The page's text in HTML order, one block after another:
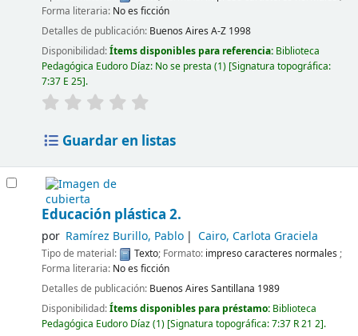
Forma literaria: No es ficción
Detalles de publicación: Buenos Aires A-Z 1998
Disponibilidad:Ítems disponibles para referencia: Biblioteca
Pedagógica Eudoro Díaz: No se presta (1) Signatura topográfica:
7:37 E 25 .
Guardar en listas
Educación plástica 2.
por Ramírez Burillo, Pablo Cairo, Carlota Graciela
Tipo de material: Texto; Formato: impreso caracteres normales ;
Forma literaria: No es ficción
Detalles de publicación: Buenos Aires Santillana 1989
Disponibilidad:Ítems disponibles para préstamo: Biblioteca
Pedagógica Eudoro Díaz(1) Signatura topográfica:7:37 R 21 2 .